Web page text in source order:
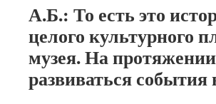
А.Б.: То есть это
целого культурного
музея. На
развиваться